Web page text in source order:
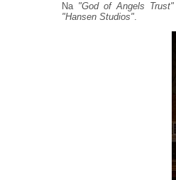
Na "God of Angels Trust"
"Hansen Studios".